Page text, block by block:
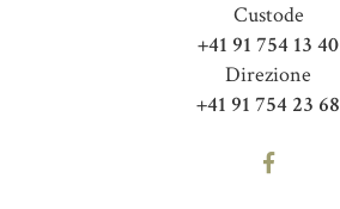
Custode
+41 91 754 13 40
Direzione
+41 91 754 23 68